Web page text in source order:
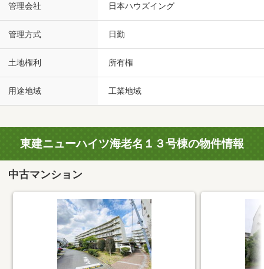
管理会社 日本ハウズイング
管理方式 日勤
土地権利 所有権
用途地域 工業地域
東建ニューハイツ海老名１３号棟の物件情報
中古マンション